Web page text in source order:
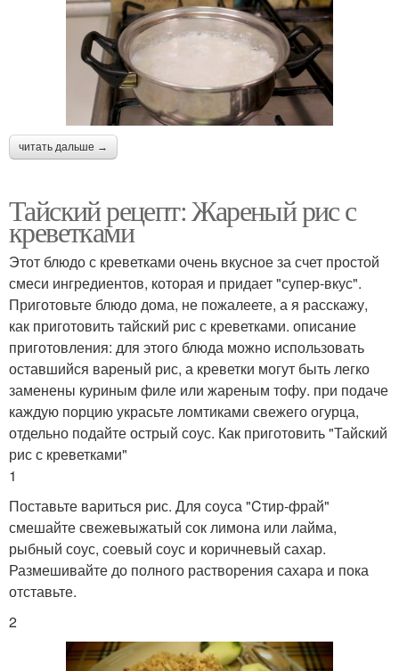
читать дальше →
Тайский рецепт: Жареный рис с
креветками
Этот блюдо с креветками очень вкусное за счет простой
смеси ингредиентов, которая и придает "супер-вкус".
Приготовьте блюдо дома, не пожалеете, а я расскажу,
как приготовить тайский рис с креветками. описание
приготовления: для этого блюда можно использовать
оставшийся вареный рис, а креветки могут быть легко
заменены куриным филе или жареным тофу. при подаче
каждую порцию украсьте ломтиками свежего огурца,
отдельно подайте острый соус. Как приготовить "Тайский
рис с креветками"
1
Поставьте вариться рис. Для соуса "Cтир-фрай"
смешайте свежевыжатый сок лимона или лайма,
рыбный соус, соевый соус и коричневый сахар.
Размешивайте до полного растворения сахара и пока
отставьте.
2